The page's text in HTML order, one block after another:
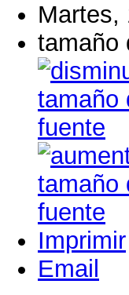
Martes,
tamaño
Imprimir
Email